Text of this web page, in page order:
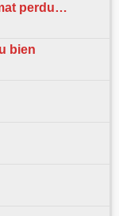
perdu…
bien